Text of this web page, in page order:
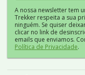
A nossa newsletter tem
Trekker respeita a sua
ninguém. Se quiser
clicar no link de
emails que enviamos.
Política de Privacidade.